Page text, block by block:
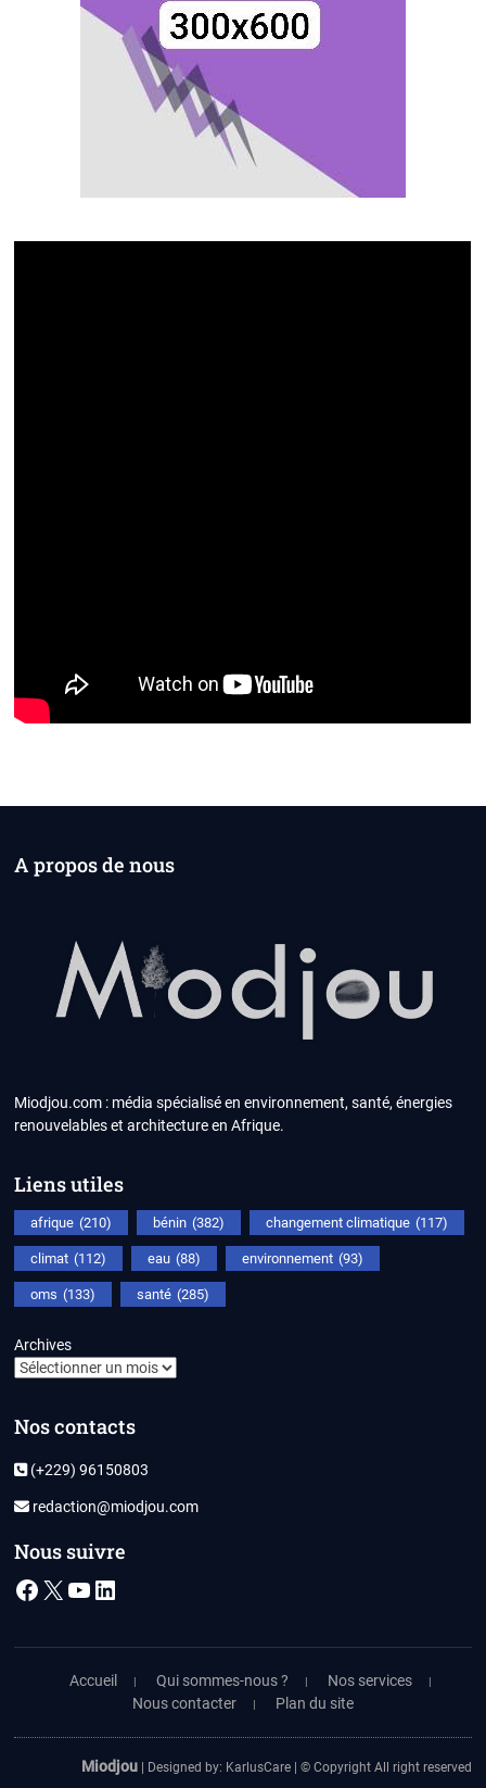
A propos de nous
Miodjou.com : média spécialisé en environnement, santé, énergies
renouvelables et architecture en Afrique.
Liens utiles
afrique (210) bénin (382) changement climatique (117)
climat (112) eau (88) environnement (93)
oms (133) santé (285)
Archives
Nos contacts
(+229) 96150803
redaction@miodjou.com
Nous suivre
Facebook
X YouTube
LinkedIn
Accueil Qui sommes-nous ?
Nos services
Nous contacter
Plan du site
Miodjou| Designed by: KarlusCare| © Copyright All right reserved